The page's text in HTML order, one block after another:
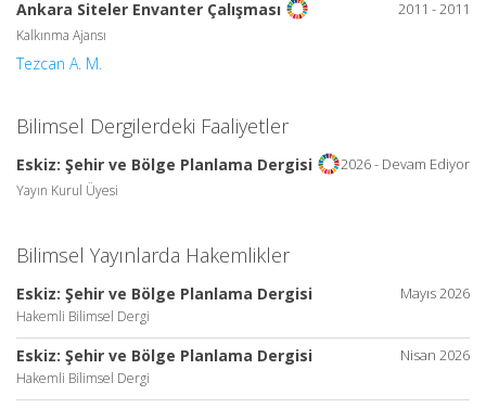
2011 - 2011
Ankara Siteler Envanter Çalışması
Kalkınma Ajansı
Tezcan A. M.
Bilimsel Dergilerdeki Faaliyetler
2026 - Devam Ediyor
Eskiz: Şehir ve Bölge Planlama Dergisi
Yayın Kurul Üyesi
Bilimsel Yayınlarda Hakemlikler
Mayıs 2026
Eskiz: Şehir ve Bölge Planlama Dergisi
Hakemli Bilimsel Dergi
Nisan 2026
Eskiz: Şehir ve Bölge Planlama Dergisi
Hakemli Bilimsel Dergi